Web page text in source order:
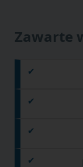
Zawarte